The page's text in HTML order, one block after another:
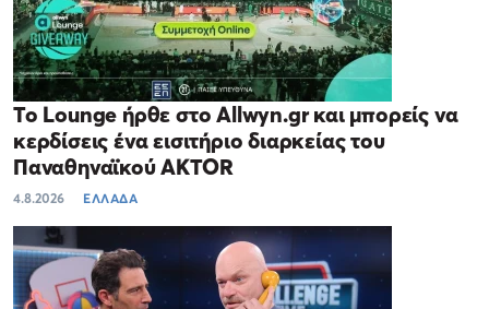
Το Lounge ήρθε στο Allwyn.gr και μπορείς να
κερδίσεις ένα εισιτήριο διαρκείας του
Παναθηναϊκού AKTOR
4.8.2026 ΕΛΛΑΔΑ